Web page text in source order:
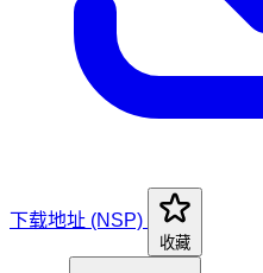
下载地址 (NSP)
收藏